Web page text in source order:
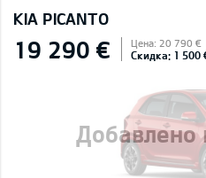
KIA PICANTO
Добавлено
19 290 € Цена: 20 790 €
Скидка: 1 500